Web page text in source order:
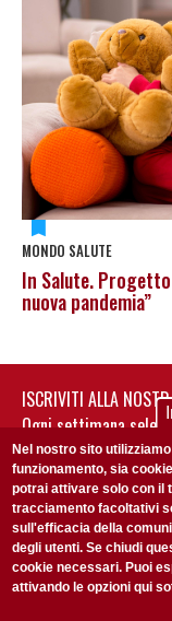
MONDO SALUTE
In Salute.
nuova pandemia”
ISCRIVITI ALLA
Ogni settimana
non perderti gli
Accetto laPrivacy
Nel nostro sito
funzionamento, sia
potrai attivare solo con il
tracciamento facoltativi
sull'efficacia della
degli utenti. Se chiudi
cookie necessari. Puoi
attivando le opzioni qui